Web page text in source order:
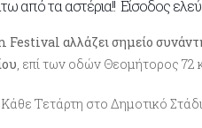
από τα αστέρια!! Είσοδος
αλλάζει σημείο
, επί των οδών Θεομήτορος 72
Τετάρτη στο Δημοτικό